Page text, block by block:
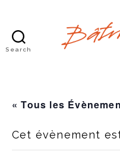
Search
« Tous les
Cet évènement